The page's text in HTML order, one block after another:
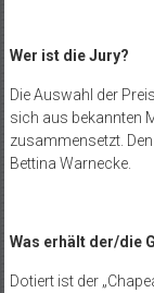
Wer ist die Jury?
Die Auswahl der
sich aus bekannten
zusammensetzt.
Bettina Warnecke.
Was erhält der/die
Dotiert ist der